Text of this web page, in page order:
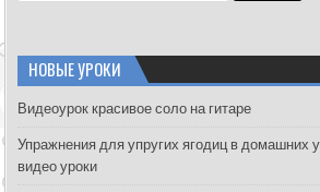
h
f
r
:
НОВЫЕ УРОКИ
Видеоурок красивое соло на гитаре
Упражнения для упругих ягодиц в домашних
видео уроки